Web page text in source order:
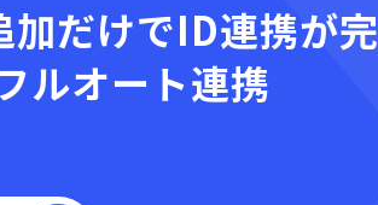
加だけでID連携が完
ルオート連携